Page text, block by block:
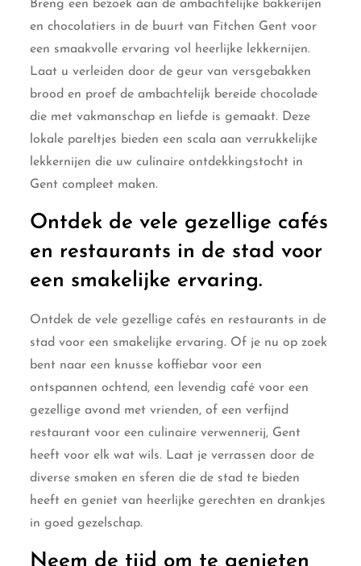
Breng een bezoek aan de ambachtelijke bakkerijen
en chocolatiers in de buurt van Fitchen Gent voor
een smaakvolle ervaring vol heerlijke lekkernijen.
Laat u verleiden door de geur van versgebakken
brood en proef de ambachtelijk bereide chocolade
die met vakmanschap en liefde is gemaakt. Deze
lokale pareltjes bieden een scala aan verrukkelijke
lekkernijen die uw culinaire ontdekkingstocht in
Gent compleet maken.
Ontdek de vele gezellige cafés
en restaurants in de stad voor
een smakelijke ervaring.
Ontdek de vele gezellige cafés en restaurants in de
stad voor een smakelijke ervaring. Of je nu op zoek
bent naar een knusse koffiebar voor een
ontspannen ochtend, een levendig café voor een
gezellige avond met vrienden, of een verfijnd
restaurant voor een culinaire verwennerij, Gent
heeft voor elk wat wils. Laat je verrassen door de
diverse smaken en sferen die de stad te bieden
heeft en geniet van heerlijke gerechten en drankjes
in goed gezelschap.
Neem de tijd om te genieten